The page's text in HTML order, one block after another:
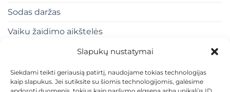
Slapukų nustatymai
Siekdami teikti geriausią patirtį, naudojame tokias technologijas
kaip slapukus. Jei sutiksite su šiomis technologijomis, galėsime
Sodas daržas
Vaiku žaidimo aikštelės